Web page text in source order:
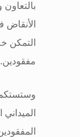
الأنقاض
التمكن
مفقودين.